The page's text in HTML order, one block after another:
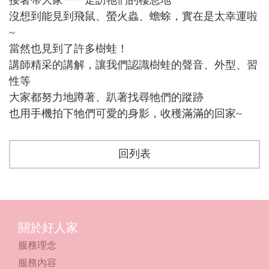
沒想到能見到 飛鼠、螢火蟲、蟾蜍 ，實在是太幸運啦
~
當然也見到了許多樹蛙！
講師精采的講解，讓我們認識樹蛙的聲音、外型、習
性等
大家都努力地蹲著、趴著找尋牠們的蹤跡
也用手機拍下牠們可愛的身影，收穫滿滿的回家~
回列表
關於好人家
服務理念
服務內容